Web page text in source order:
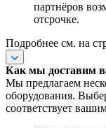
партнёров
отсрочке.
Подробнее см. на
Как мы доставим
Мы предлагаем
оборудования.
соответствует